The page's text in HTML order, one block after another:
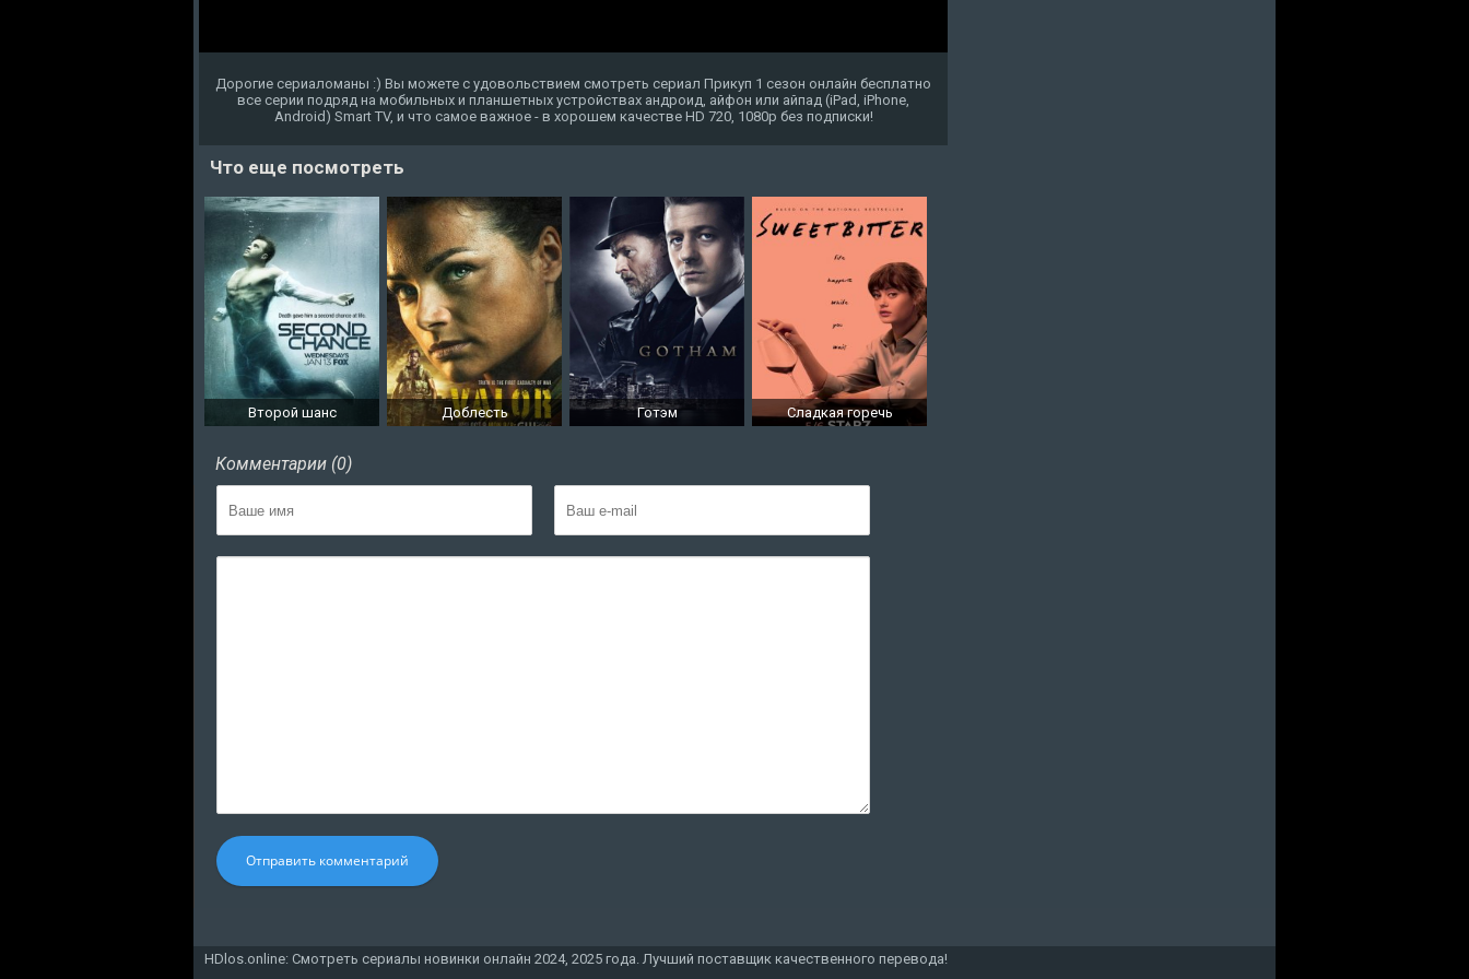
Дорогие сериаломаны :) Вы можете с удовольствием смотреть сериал Прикуп 1 сезон онлайн бесплатно
все серии подряд на мобильных и планшетных устройствах андроид, айфон или айпад (iPad, iPhone,
Android) Smart TV, и что самое важное - в хорошем качестве HD 720, 1080p без подписки!
Что еще посмотреть
Второй шанс Доблесть Готэм Сладкая горечь
Комментарии (0)
Отправить комментарий
HDlos.online: Смотреть сериалы новинки онлайн 2024, 2025 года. Лучший поставщик качественного перевода!